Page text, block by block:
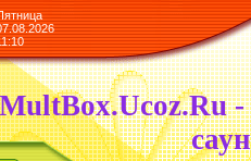
MultBox.Ucoz.Ru